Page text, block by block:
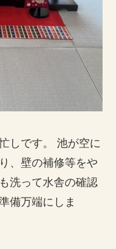
しです。 池が空に
、壁の補修等をや
洗って水舎の確認
備万端にしま